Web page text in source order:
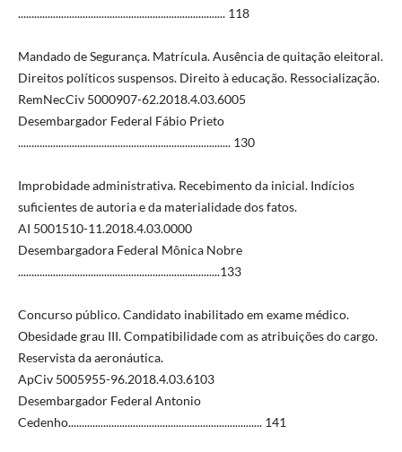
............................................................................. 118
Mandado de Segurança. Matrícula. Ausência de quitação eleitoral.
Direitos políticos suspensos. Direito à educação. Ressocialização.
RemNecCiv 5000907-62.2018.4.03.6005
Desembargador Federal Fábio Prieto
............................................................................... 130
Improbidade administrativa. Recebimento da inicial. Indícios
suficientes de autoria e da materialidade dos fatos.
AI 5001510-11.2018.4.03.0000
Desembargadora Federal Mônica Nobre
...........................................................................133
Concurso público. Candidato inabilitado em exame médico.
Obesidade grau III. Compatibilidade com as atribuições do cargo.
Reservista da aeronáutica.
ApCiv 5005955-96.2018.4.03.6103
Desembargador Federal Antonio
Cedenho........................................................................ 141